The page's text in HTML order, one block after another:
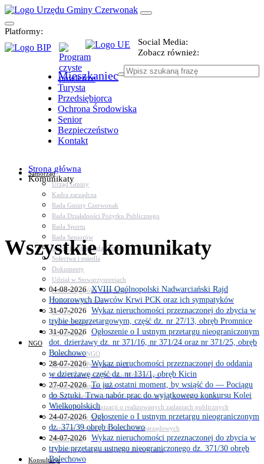
Platformy:
Social Media:
Zobacz również:
Mieszkaniec
Turysta
Przedsiębiorca
Ochrona Środowiska
Senior
Bezpieczeństwo
Kontakt
Samorząd
Urząd Gminy
Kadra zarządcza
Rada Gminy Czerwonak
Rada Działalności Pożytku Publicznego
Rada Sportu
Rada Seniorów
Młodzieżowa Rada Gminy
Sołectwa i osiedla
Dokumenty
Udział w Stowarzyszeniach
Jednostki, spółki, instytucje
Zasłużeni dla gminy
Petycje
Język migowy
Współpraca
NGO
Aktualności NGO
Rejestr Org. Pozarządowych
Rada Działalności Pożytku Publicznego
Otwarte konkursy ofert
Dotacje udzielone z pominięciem otwartych konkursów ofert
Komunikaty organizacji o realizowanych zadaniach publicznych
Konsultacje z NGO
Centrum Wsparcia Organizacji Pozarządowych
Wolontariat
Procedury, formularze, pliki do pobrania
Konsultacje
Strona główna
Komunikaty
Wszystkie komunikaty
04-08-2026 XVIII Ogólnopolski Nadwarciański Rajd
Honorowych Dawców Krwi PCK oraz ich sympatyków
31-07-2026 Wykaz nieruchomości przeznaczonej do zbycia w
trybie bezprzetargowym, część dz. nr 27/13, obręb Promnice
31-07-2026 Ogłoszenie o I ustnym przetargu nieograniczonym
dot. dzierżawy dz. nr 371/16, nr 371/24 oraz nr 371/25, obręb
Bolechowo
28-07-2026 Wykaz nieruchomości przeznaczonej do oddania
w dzierżawę część dz. nr 131/1, obręb Kicin
27-07-2026 To już ostatni moment, by wsiąść do — Pociągu
do Sztuki. Trwa nabór prac do wyjątkowego konkursu Kolei
Wielkopolskich
24-07-2026 Ogłoszenie o I ustnym przetargu nieograniczonym
dz. 371/39 obręb Bolechowo
24-07-2026 Wykaz nieruchomości przeznaczonej do zbycia w
trybie przetargu ustnego nieograniczonego dz. 371/30 obręb
Bolechowo